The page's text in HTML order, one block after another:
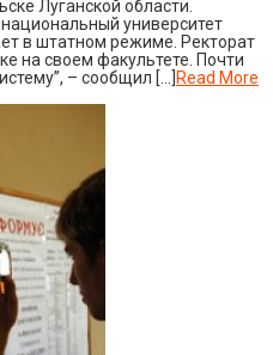
Луганской области.
университет
в штатном режиме. Ректорат
на своем факультете. Почти
– сообщил […] Read More